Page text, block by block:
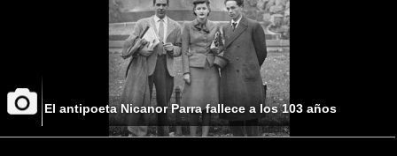
El antipoeta Nicanor Parra fallece a los 103 años